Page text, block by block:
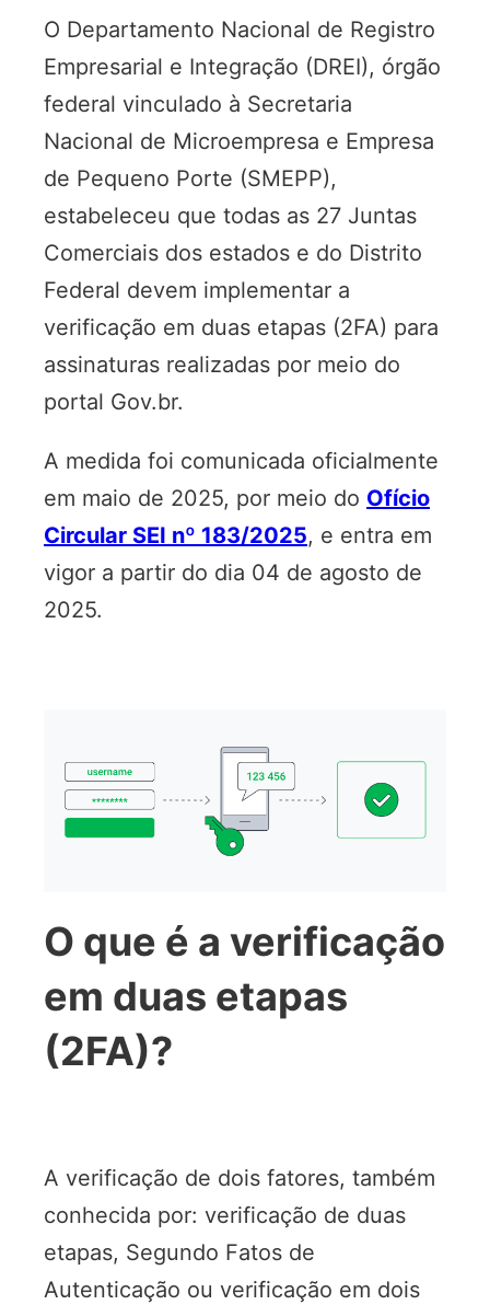
O Departamento Nacional de Registro
Empresarial e Integração (DREI), órgão
federal vinculado à Secretaria
Nacional de Microempresa e Empresa
de Pequeno Porte (SMEPP),
estabeleceu que todas as 27 Juntas
Comerciais dos estados e do Distrito
Federal devem implementar a
verificação em duas etapas (2FA) para
assinaturas realizadas por meio do
portal Gov.br.
A medida foi comunicada oficialmente
em maio de 2025, por meio do Ofício
Circular SEI nº 183/2025, e entra em
vigor a partir do dia 04 de agosto de
2025.
O que é a verificação
em duas etapas
(2FA)?
A verificação de dois fatores, também
conhecida por: verificação de duas
etapas, Segundo Fatos de
Autenticação ou verificação em dois